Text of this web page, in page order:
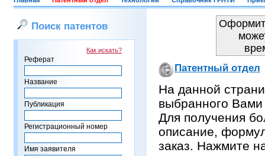
Поиск патентов
Как искать?
Реферат
Название
Публикация
Регистрационный номер
Имя заявителя
Патентный отдел
На данной
выбранного Вами
Для получения
описание,
заказ. Нажмите